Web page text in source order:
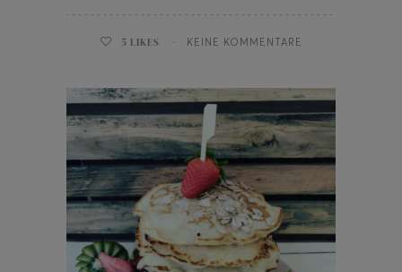
5 LIKES KEINE KOMMENTARE